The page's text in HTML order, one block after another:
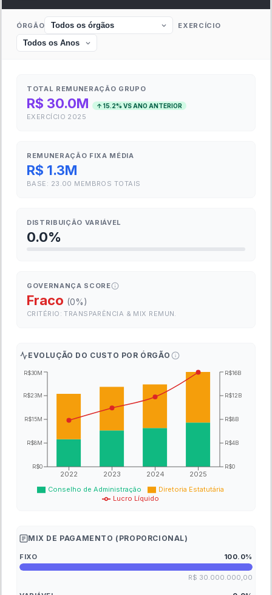
ÓRGÃO EXERCÍCIO
TOTAL REMUNERAÇÃO GRUPO
R$ 30.0M ↑ 15.2% VS ANO ANTERIOR
EXERCÍCIO 2025
REMUNERAÇÃO FIXA MÉDIA
R$ 1.3M
BASE: 23.00 MEMBROS TOTAIS
DISTRIBUIÇÃO VARIÁVEL
0.0%
GOVERNANÇA SCORE
Fraco (0%)
CRITÉRIO: TRANSPARÊNCIA & MIX REMUN.
EVOLUÇÃO DO CUSTO POR ÓRGÃO
Conselho de Administração
Diretoria Estatutária
Lucro Líquido
2022 2023 2024 2025
R$0
R$8M
R$15M
R$23M
R$30M
R$0
R$4B
R$8B
R$12B
R$16B
MIX DE PAGAMENTO (PROPORCIONAL)
FIXO 100.0%
R$ 30.000.000,00